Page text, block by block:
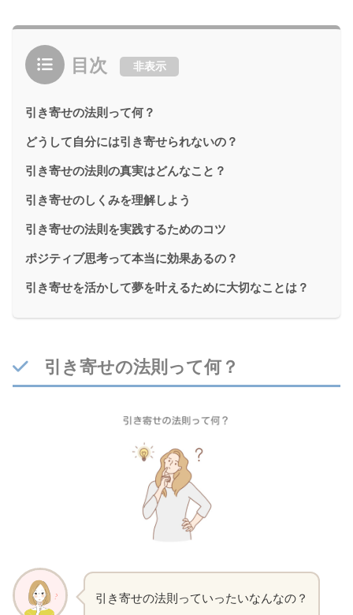
目次 非表示
引き寄せの法則って何？
どうして自分には引き寄せられないの？
引き寄せの法則の真実はどんなこと？
引き寄せのしくみを理解しよう
引き寄せの法則を実践するためのコツ
ポジティブ思考って本当に効果あるの？
引き寄せを活かして夢を叶えるために大切なことは？
引き寄せの法則って何？
引き寄せの法則っていったいなんなの？